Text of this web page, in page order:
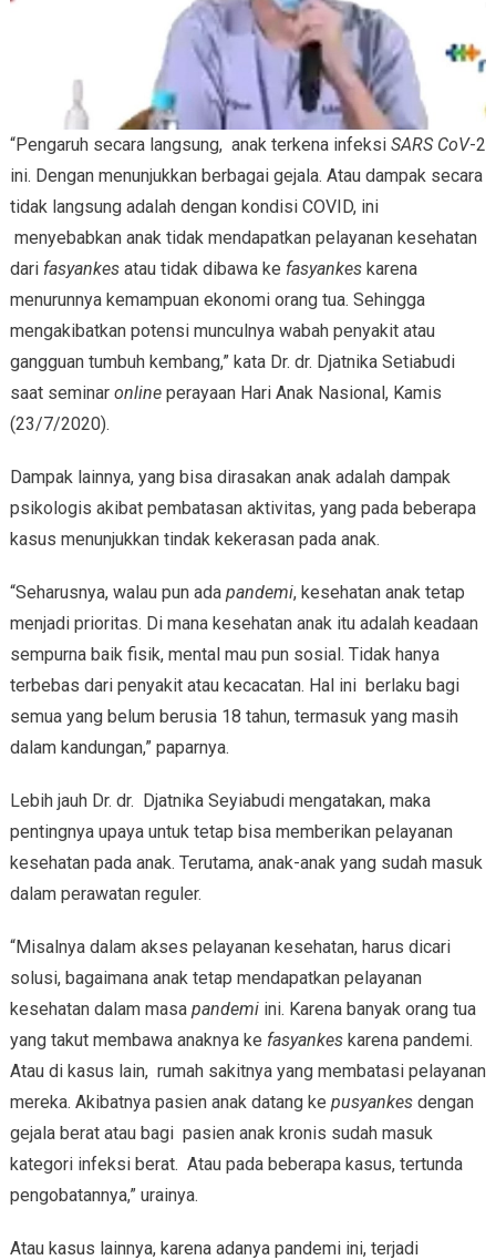
“Pengaruh secara langsung, anak terkena infeksi SARS CoV-2
ini. Dengan menunjukkan berbagai gejala. Atau dampak secara
tidak langsung adalah dengan kondisi COVID, ini
menyebabkan anak tidak mendapatkan pelayanan kesehatan
dari fasyankes atau tidak dibawa ke fasyankeskarena
menurunnya kemampuan ekonomi orang tua. Sehingga
mengakibatkan potensi munculnya wabah penyakit atau
gangguan tumbuh kembang,” kata Dr. dr. Djatnika Setiabudi
saat seminar onlineperayaan Hari Anak Nasional, Kamis
(23/7/2020).
Dampak lainnya, yang bisa dirasakan anak adalah dampak
psikologis akibat pembatasan aktivitas, yang pada beberapa
kasus menunjukkan tindak kekerasan pada anak.
“Seharusnya, walau pun ada pandemi, kesehatan anak tetap
menjadi prioritas. Di mana kesehatan anak itu adalah keadaan
sempurna baik fisik, mental mau pun sosial. Tidak hanya
terbebas dari penyakit atau kecacatan. Hal ini berlaku bagi
semua yang belum berusia 18 tahun, termasuk yang masih
dalam kandungan,” paparnya.
Lebih jauh Dr. dr. Djatnika Seyiabudi mengatakan, maka
pentingnya upaya untuk tetap bisa memberikan pelayanan
kesehatan pada anak. Terutama, anak-anak yang sudah masuk
dalam perawatan reguler.
“Misalnya dalam akses pelayanan kesehatan, harus dicari
solusi, bagaimana anak tetap mendapatkan pelayanan
kesehatan dalam masa pandemiini. Karena banyak orang tua
yang takut membawa anaknya ke fasyankes karena pandemi.
Atau di kasus lain, rumah sakitnya yang membatasi pelayanan
mereka. Akibatnya pasien anak datang ke pusyankes dengan
gejala berat atau bagi pasien anak kronis sudah masuk
kategori infeksi berat. Atau pada beberapa kasus, tertunda
pengobatannya,” urainya.
Atau kasus lainnya, karena adanya pandemi ini, terjadi